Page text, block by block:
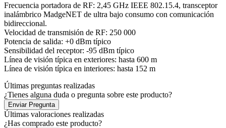
Frecuencia portadora de RF: 2,45 GHz IEEE 802.15.4, transceptor
inalámbrico MadgeNET de ultra bajo consumo con comunicación
bidireccional.
Velocidad de transmisión de RF: 250 000
Potencia de salida: +0 dBm típico
Sensibilidad del receptor: -95 dBm típico
Línea de visión típica en exteriores: hasta 600 m
Línea de visión típica en interiores: hasta 152 m
Últimas preguntas realizadas
¿Tienes alguna duda o pregunta sobre este producto?
Enviar Pregunta
Últimas valoraciones realizadas
¿Has comprado este producto?